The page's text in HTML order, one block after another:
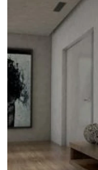
Jednoduchý
Jednoduchý dizajn,